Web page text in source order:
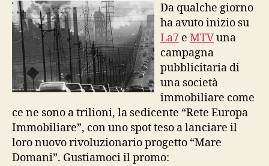
mare
e
montagna
Da qualche giorno
ha avuto inizio su
La7 e MTVuna
campagna
pubblicitaria di
una società
immobiliare come
ce ne sono a trilioni, la sedicente “Rete Europa
Immobiliare”, con uno spot teso a lanciare il
loro nuovo rivoluzionario progetto “Mare
Domani”. Gustiamoci il promo: